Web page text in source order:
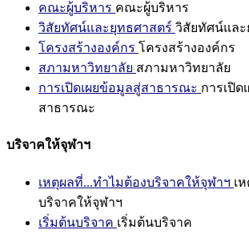
คณะผู้บริหาร คณะผู้บริหาร
วิสัยทัศน์และยุทธศาสตร์ วิสัยทัศน์แล
โครงสร้างองค์กร โครงสร้างองค์กร
สภามหาวิทยาลัย สภามหาวิทยาลัย
การเปิดเผยข้อมูลสู่สาธารณะ การเปิด
สาธารณะ
บริจาคให้จุฬาฯ
เหตุผลที่...ทำไมต้องบริจาคให้จุฬาฯ เ
บริจาคให้จุฬาฯ
เริ่มต้นบริจาค เริ่มต้นบริจาค